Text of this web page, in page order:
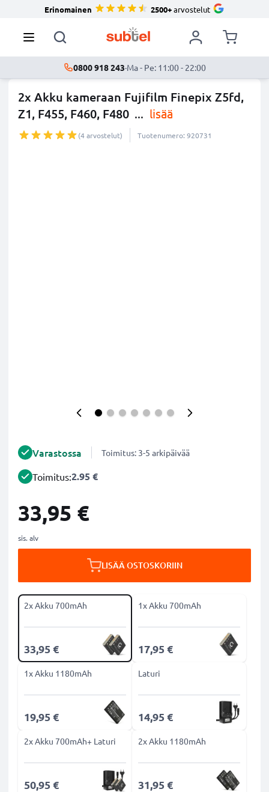
Erinomainen 2500+arvostelut
0800 918 243·Ma - Pe: 11:00 - 22:00
2x Akku kameraan Fujifilm Finepix Z5fd,
Z1, F455, F460, F480 ... lisää
(4 arvostelut) Tuotenumero: 920731
Varastossa Toimitus: 3-5 arkipäivää
Toimitus:2.95 €
33,95 €
sis. alv
LISÄÄ OSTOSKORIIN
2x Akku 700mAh
33,95 €
1x Akku 700mAh
17,95 €
1x Akku 1180mAh
19,95 €
Laturi
14,95 €
2x Akku 700mAh+ Laturi
50,95 €
2x Akku 1180mAh
31,95 €